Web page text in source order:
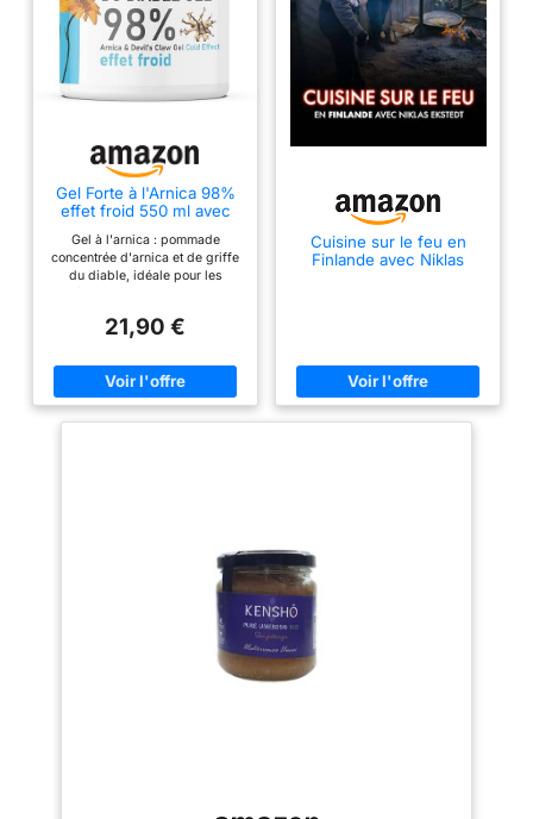
Gel Forte à l'Arnica 98%
effet froid 550 ml avec
E et Camphre, Gel de
massage idéal pour les
douleurs articulaires,
Made in Italy -
FITOATTIVI
Gel à l'arnica : pommade
concentrée d'arnica et de griffe
du diable, idéale pour les
une sensation de bien-être
d'état de lourdeur musculaire et
articulaire dû à des entorses et
des déchirures. Ingrédients :
crème à l'arnica contenant 100%
souffrant de douleurs causées
claquages dans les muscles ou
les articulations. Également
utilisé par les professionnels
pour la grande sensation de
bien-être ressentie après
21,90 €
Cuisine sur le feu en
Finlande avec Niklas